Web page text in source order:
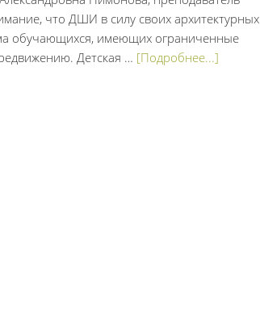
что ДШИ в силу своих архитектурных
обучающихся, имеющих ограниченные
Детская … [Подробнее...]